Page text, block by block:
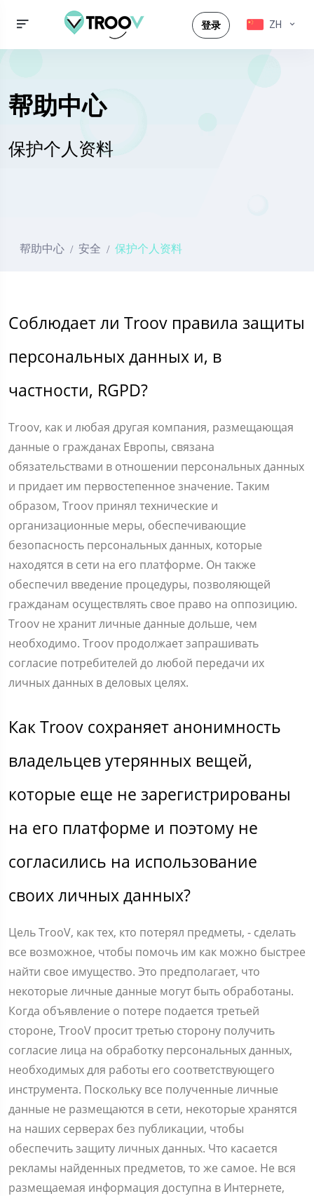
登录 ZH
帮助中心
保护个人资料
帮助中心 安全 保护个人资料
Соблюдает ли Troov правила защиты
персональных данных и, в
частности, RGPD?
Troov, как и любая другая компания, размещающая
данные о гражданах Европы, связана
обязательствами в отношении персональных данных
и придает им первостепенное значение. Таким
образом, Troov принял технические и
организационные меры, обеспечивающие
безопасность персональных данных, которые
находятся в сети на его платформе. Он также
обеспечил введение процедуры, позволяющей
гражданам осуществлять свое право на оппозицию.
Troov не хранит личные данные дольше, чем
необходимо. Troov продолжает запрашивать
согласие потребителей до любой передачи их
личных данных в деловых целях.
Как Troov сохраняет анонимность
владельцев утерянных вещей,
которые еще не зарегистрированы
на его платформе и поэтому не
согласились на использование
своих личных данных?
Цель TrooV, как тех, кто потерял предметы, - сделать
все возможное, чтобы помочь им как можно быстрее
найти свое имущество. Это предполагает, что
некоторые личные данные могут быть обработаны.
Когда объявление о потере подается третьей
стороне, TrooV просит третью сторону получить
согласие лица на обработку персональных данных,
необходимых для работы его соответствующего
инструмента. Поскольку все полученные личные
данные не размещаются в сети, некоторые хранятся
на наших серверах без публикации, чтобы
обеспечить защиту личных данных. Что касается
рекламы найденных предметов, то же самое. Не вся
размещаемая информация доступна в Интернете,